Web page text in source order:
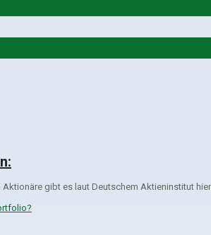
gibt es laut Deutschem Aktieninstitut